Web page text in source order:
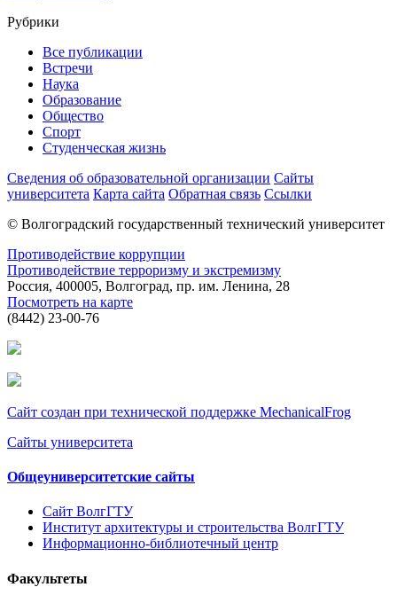
Рубрики
Все публикации
Встречи
Наука
Образование
Общество
Спорт
Студенческая жизнь
Сведения об образовательной организации Сайты
университета Карта сайта Обратная связь Ссылки
© Волгоградский государственный технический университет
Противодействие коррупции
Противодействие терроризму и экстремизму
Россия, 400005, Волгоград, пр. им. Ленина, 28
Посмотреть на карте
(8442) 23-00-76
Сайт создан при технической поддержке MechanicalFrog
Сайты университета
Общеуниверситетские сайты
Сайт ВолгГТУ
Институт архитектуры и строительства ВолгГТУ
Информационно-библиотечный центр
Факультеты